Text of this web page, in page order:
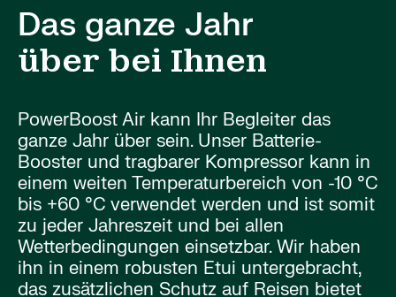
Das ganze Jahr
über bei Ihnen
PowerBoost Air kann Ihr Begleiter das
ganze Jahr über sein. Unser Batterie-
Booster und tragbarer Kompressor kann in
einem weiten Temperaturbereich von -10 °C
bis +60 °C verwendet werden und ist somit
zu jeder Jahreszeit und bei allen
Wetterbedingungen einsetzbar. Wir haben
ihn in einem robusten Etui untergebracht,
das zusätzlichen Schutz auf Reisen bietet